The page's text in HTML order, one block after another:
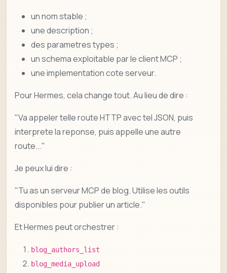
un nom stable ;
une description ;
des parametres types ;
un schema exploitable par le client MCP ;
une implementation cote serveur.
Pour Hermes, cela change tout. Au lieu de dire :
"Va appeler telle route HTTP avec tel JSON, puis
interprete la reponse, puis appelle une autre
route..."
Je peux lui dire :
"Tu as un serveur MCP de blog. Utilise les outils
disponibles pour publier un article."
Et Hermes peut orchestrer :
blog_authors_list
blog_media_upload